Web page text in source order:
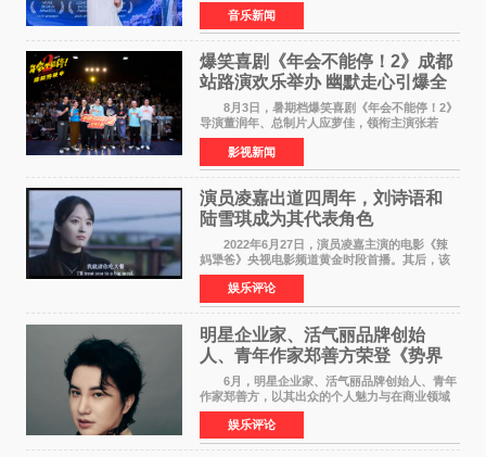
Creative Awards白金奖（Platinum Winner）、
英国London Design
音乐新闻
爆笑喜剧《年会不能停！2》成都
站路演欢乐举办 幽默走心引爆全
场共鸣
8月3日，暑期档爆笑喜剧《年会不能停！2》
导演董润年、总制片人应萝佳，领衔主演张若
昀、白客，惊喜出演庄达菲，特别主演孙艺洲，
特别出演田雨，友情出演欧阳奋强出席成都路
演，与观众近距离互
影视新闻
演员凌嘉出道四周年，刘诗语和
陆雪琪成为其代表角色
2022年6月27日，演员凌嘉主演的电影《辣
妈犟爸》央视电影频道黄金时段首播。其后，该
电影在央视电影频道多次复播（2022年8月10
日，2022年9月30日，2023年7月17日，2025年7
月14日）。除了多次复
娱乐评论
明星企业家、活气丽品牌创始
人、青年作家郑善方荣登《势界
POWERCIRCLES》6月刊
6月，明星企业家、活气丽品牌创始人、青年
作家郑善方，以其出众的个人魅力与在商业领域
的卓越建树，成功登上《势界
POWERCIRCLES》，展现了他在时尚与商业领
域的双重影响力。 明星企业家、青
娱乐评论